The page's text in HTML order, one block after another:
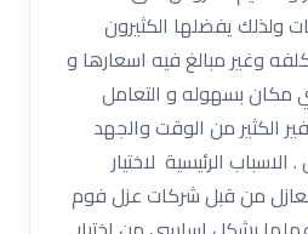
ولذلك يفضلها الكثيرون
وغير مبالغ فيه اسعارها و
مكان بسهوله و التعامل
الكثير من الوقت والجهد
الرئيسية لاختيار
من قبل شركات عزل فوم